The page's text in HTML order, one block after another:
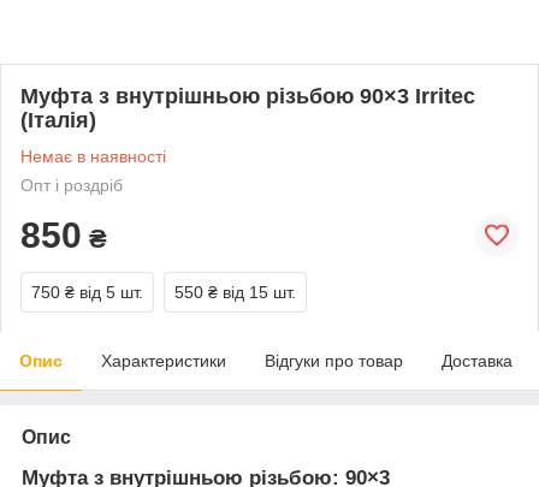
Муфта з внутрішньою різьбою 90×3 Irritec
(Італія)
Немає в наявності
Опт і роздріб
850 ₴
750 ₴ від 5 шт. 550 ₴ від 15 шт.
Опис Характеристики Відгуки про товар Доставка
Опис
Муфта з внутрішньою різьбою: 90×3